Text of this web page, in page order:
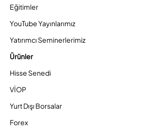
Eğitimler
YouTube Yayınlarımız
Yatırımcı Seminerlerimiz
Ürünler
Hisse Senedi
VİOP
Yurt Dışı Borsalar
Forex